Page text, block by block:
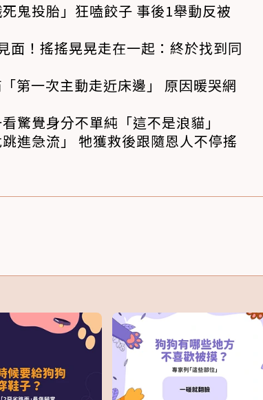
鬼投胎」狂嗑餃子 事後1舉動反被
面！搖搖晃晃走在一起：終於找到同
第一次主動走近床邊」 原因暖哭網
驚覺身分不單純「這不是浪貓」
進急流」 牠獲救後跟隨恩人不停搖